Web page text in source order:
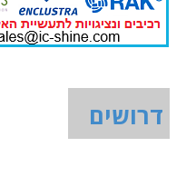
דרושים